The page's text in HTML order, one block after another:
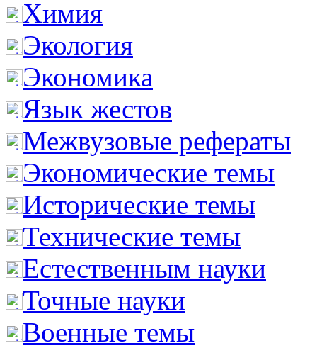
Химия
Экология
Экономика
Язык жестов
Межвузовые рефераты
Экономические темы
Исторические темы
Технические темы
Естественным науки
Точные науки
Военные темы